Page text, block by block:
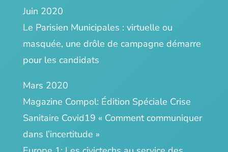
Juin 2020
Le Parisien Municipales : virtuelle ou
masquée, une drôle de campagne démarre
pour les candidats
Mars 2020
Magazine Compol: Édition Spéciale Crise
Sanitaire Covid19 « Comment communiquer
dans l’incertitude »